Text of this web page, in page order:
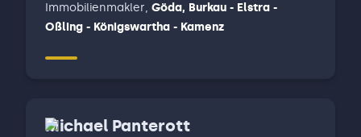
Immobilienmakler, Göda, Burkau - Elstra -
Oßling - Königswartha - Kamenz
Michael Panterott